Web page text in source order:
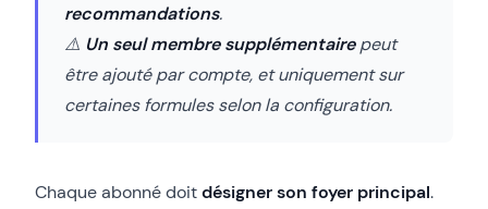
recommandations.
⚠️ Un seul membre supplémentairepeut
être ajouté par compte, et uniquement sur
certaines formules selon la configuration.
Chaque abonné doitdésigner son foyer principal.